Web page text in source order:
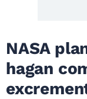
NASA
hagan